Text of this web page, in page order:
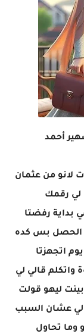
لانو من عثمان
لي رقمك
بداية رفضتا
الحصل بس كده
اتجهزتا
قالي لي
ليهو قولت
لي عشان السبب
وما تحاول